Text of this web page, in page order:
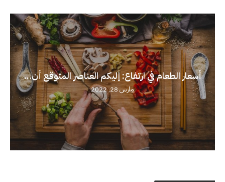
أسعار الطعام في ارتفاع: إليكم العناصر المتوقع أن...
مارس 28, 2022